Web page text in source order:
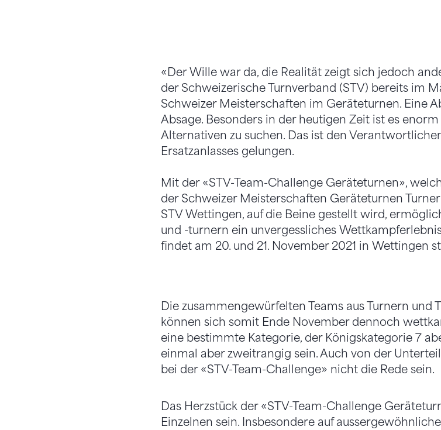
«Der Wille war da, die Realität zeigt sich jedoch
der Schweizerische Turnverband (STV) bereits im
Schweizer Meisterschaften im Geräteturnen. Eine
Absage. Besonders in der heutigen Zeit ist es
Alternativen zu suchen. Das ist den
Ersatzanlasses gelungen.
Mit der «STV-Team-Challenge Geräteturnen»,
der Schweizer Meisterschaften Geräteturnen
STV Wettingen, auf die Beine gestellt wird,
und -turnern ein unvergessliches
findet am 20. und 21. November 2021 in Wettingen
Die zusammengewürfelten Teams aus Turnern und
können sich somit Ende November dennoch
eine bestimmte Kategorie, der Königskategorie 7
einmal aber zweitrangig sein. Auch von der
bei der «STV-Team-Challenge» nicht die Rede sein.
Das Herzstück der «STV-Team-Challenge
Einzelnen sein. Insbesondere auf